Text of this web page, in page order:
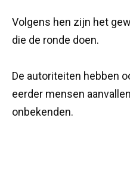
Volgens hen zijn het
die de ronde doen.
De autoriteiten hebben
eerder mensen
onbekenden.